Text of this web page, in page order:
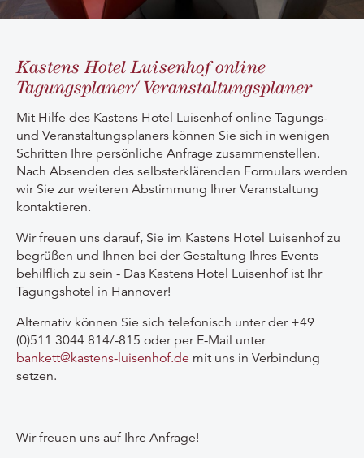
Kastens Hotel Luisenhof online
Tagungsplaner/ Veranstaltungsplaner
Mit Hilfe des Kastens Hotel Luisenhof online Tagungs-
und Veranstaltungsplaners können Sie sich in wenigen
Schritten Ihre persönliche Anfrage zusammenstellen.
Nach Absenden des selbsterklärenden Formulars werden
wir Sie zur weiteren Abstimmung Ihrer Veranstaltung
kontaktieren.
Wir freuen uns darauf, Sie im Kastens Hotel Luisenhof zu
begrüßen und Ihnen bei der Gestaltung Ihres Events
behilflich zu sein - Das Kastens Hotel Luisenhof ist Ihr
Tagungshotel in Hannover!
Alternativ können Sie sich telefonisch unter der +49
(0)511 3044 814/-815 oder per E-Mail unter
bankett@kastens-luisenhof.de mit uns in Verbindung
setzen.
Wir freuen uns auf Ihre Anfrage!